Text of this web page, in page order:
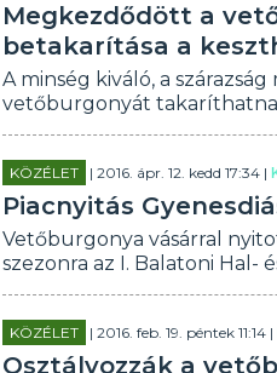
Megkezdődött a
betakarítása a
A minség kiváló, a
vetőburgonyát
KÖZÉLET | 2016. ápr. 12. kedd 17:34 |
Piacnyitás
Vetőburgonya vásárral
szezonra az I. Balatoni Hal-
KÖZÉLET | 2016. feb. 19. péntek 11:14 |
Osztályozzák a